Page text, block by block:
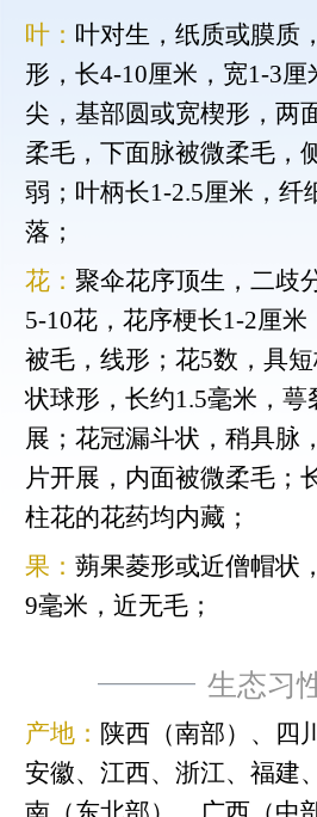
叶： 叶对生，纸质或膜质
形，长4-10厘米，宽1-3
尖，基部圆或宽楔形，两
柔毛，下面脉被微柔毛，
弱；叶柄长1-2.5厘米，纤
落；
花： 聚伞花序顶生，二歧
5-10花，花序梗长1-2厘
被毛，线形；花5数，具
状球形，长约1.5毫米，萼
展；花冠漏斗状，稍具脉
片开展，内面被微柔毛；
柱花的花药均内藏；
果： 蒴果菱形或近僧帽状
9毫米，近无毛；
生态习
产地： 陕西（南部）、四
安徽、江西、浙江、福建